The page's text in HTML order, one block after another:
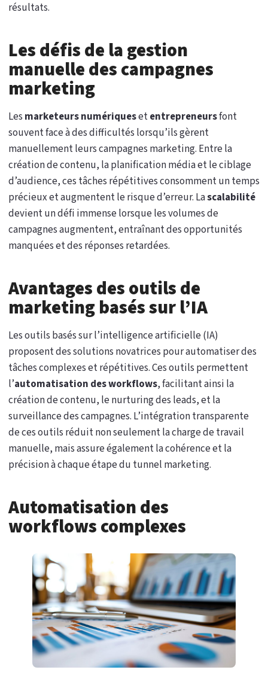
résultats.
Les défis de la gestion
manuelle des campagnes
marketing
Les marketeurs numériquesetentrepreneursfont
souvent face à des difficultés lorsqu’ils gèrent
manuellement leurs campagnes marketing. Entre la
création de contenu, la planification média et le ciblage
d’audience, ces tâches répétitives consomment un temps
précieux et augmentent le risque d’erreur. Lascalabilité
devient un défi immense lorsque les volumes de
campagnes augmentent, entraînant des opportunités
manquées et des réponses retardées.
Avantages des outils de
marketing basés sur l’IA
Les outils basés sur l’intelligence artificielle (IA)
proposent des solutions novatrices pour automatiser des
tâches complexes et répétitives. Ces outils permettent
l’automatisation des workflows, facilitant ainsi la
création de contenu, le nurturing des leads, et la
surveillance des campagnes. L’intégration transparente
de ces outils réduit non seulement la charge de travail
manuelle, mais assure également la cohérence et la
précision à chaque étape du tunnel marketing.
Automatisation des
workflows complexes